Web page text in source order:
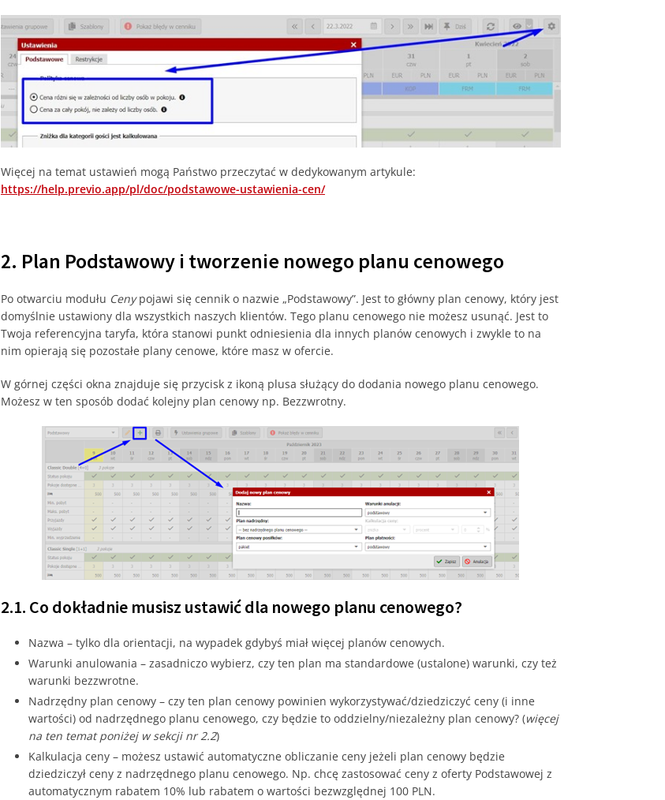
Więcej na temat ustawień mogą Państwo przeczytać w dedykowanym artykule:
https://help.previo.app/pl/doc/podstawowe-ustawienia-cen/
2. Plan Podstawowy i tworzenie nowego planu cenowego
Po otwarciu modułu Cenypojawi się cennik o nazwie „Podstawowy”. Jest to główny plan cenowy, który jest
domyślnie ustawiony dla wszystkich naszych klientów. Tego planu cenowego nie możesz usunąć. Jest to
Twoja referencyjna taryfa, która stanowi punkt odniesienia dla innych planów cenowych i zwykle to na
nim opierają się pozostałe plany cenowe, które masz w ofercie.
W górnej części okna znajduje się przycisk z ikoną plusa służący do dodania nowego planu cenowego.
Możesz w ten sposób dodać kolejny plan cenowy np. Bezzwrotny.
2.1. Co dokładnie musisz ustawić dla nowego planu cenowego?
Nazwa – tylko dla orientacji, na wypadek gdybyś miał więcej planów cenowych.
Warunki anulowania – zasadniczo wybierz, czy ten plan ma standardowe (ustalone) warunki, czy też
warunki bezzwrotne.
Nadrzędny plan cenowy – czy ten plan cenowy powinien wykorzystywać/dziedziczyć ceny (i inne
wartości) od nadrzędnego planu cenowego, czy będzie to oddzielny/niezależny plan cenowy? (więcej
na ten temat poniżej w sekcji nr 2.2)
Kalkulacja ceny – możesz ustawić automatyczne obliczanie ceny jeżeli plan cenowy będzie
dziedziczył ceny z nadrzędnego planu cenowego. Np. chcę zastosować ceny z oferty Podstawowej z
automatycznym rabatem 10% lub rabatem o wartości bezwzględnej 100 PLN.